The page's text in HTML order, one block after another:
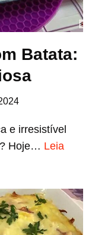
Batata:
e irresistível
Hoje… Leia